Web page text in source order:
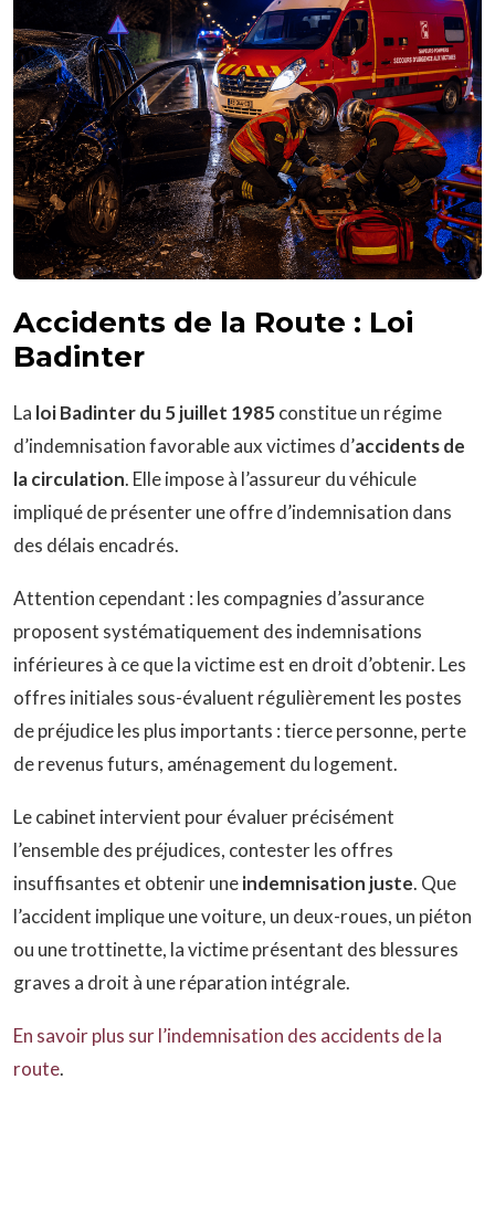
Accidents de la Route : Loi
Badinter
La loi Badinter du 5 juillet 1985constitue un régime
d’indemnisation favorable aux victimes d’accidents de
la circulation. Elle impose à l’assureur du véhicule
impliqué de présenter une offre d’indemnisation dans
des délais encadrés.
Attention cependant : les compagnies d’assurance
proposent systématiquement des indemnisations
inférieures à ce que la victime est en droit d’obtenir. Les
offres initiales sous-évaluent régulièrement les postes
de préjudice les plus importants : tierce personne, perte
de revenus futurs, aménagement du logement.
Le cabinet intervient pour évaluer précisément
l’ensemble des préjudices, contester les offres
insuffisantes et obtenir uneindemnisation juste. Que
l’accident implique une voiture, un deux-roues, un piéton
ou une trottinette, la victime présentant des blessures
graves a droit à une réparation intégrale.
En savoir plus sur l’indemnisation des accidents de la
route.